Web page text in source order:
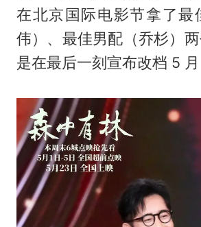
在北京国际电影节拿了最
伟）、最佳男配（乔杉）
是在最后一刻宣布改档 5 月